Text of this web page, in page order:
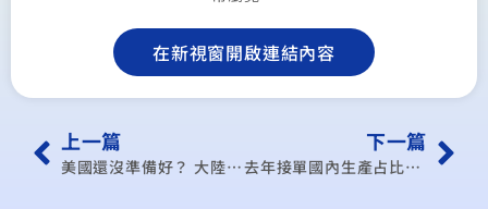
在新視窗開啟連結內容
上一篇
美國還沒準備好？ 大陸躍升電動車出口強國比亞迪、特斯拉捉對廝殺
下一篇
去年接單國內生產占比創高 專家分析供應鏈移轉2主因